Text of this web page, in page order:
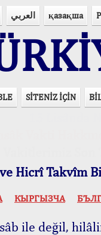
العربي қазақша
SİTENİZ İÇİN
Hicrî Takvîm
КЫPГЫЗЧA
ile değil,